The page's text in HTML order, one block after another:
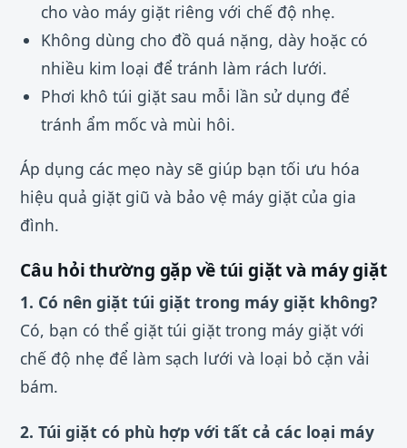
cho vào máy giặt riêng với chế độ nhẹ.
Không dùng cho đồ quá nặng, dày hoặc có
nhiều kim loại để tránh làm rách lưới.
Phơi khô túi giặt sau mỗi lần sử dụng để
tránh ẩm mốc và mùi hôi.
Áp dụng các mẹo này sẽ giúp bạn tối ưu hóa
hiệu quả giặt giũ và bảo vệ máy giặt của gia
đình.
Câu hỏi thường gặp về túi giặt và máy giặt
1. Có nên giặt túi giặt trong máy giặt không?
Có, bạn có thể giặt túi giặt trong máy giặt với
chế độ nhẹ để làm sạch lưới và loại bỏ cặn vải
bám.
2. Túi giặt có phù hợp với tất cả các loại máy